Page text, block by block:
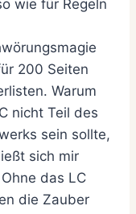
wie für Regeln
200 Seiten
Warum
nicht Teil des
sein sollte,
sich mir
das LC
die Zauber